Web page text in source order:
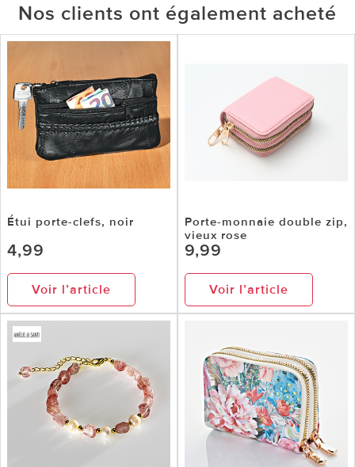
Nos clients ont également acheté
Étui porte-clefs, noir
4,99
Voir l’article
Porte-monnaie double zip,
vieux rose
9,99
Voir l’article